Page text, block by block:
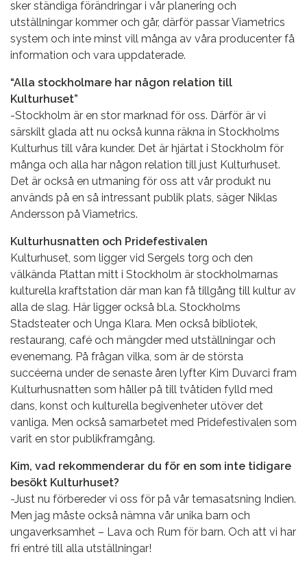
sker ständiga förändringar i vår planering och
utställningar kommer och går, därför passar Viametrics
system och inte minst vill många av våra producenter få
information och vara uppdaterade.
“Alla stockholmare har någon relation till
Kulturhuset”
-Stockholm är en stor marknad för oss. Därför är vi
särskilt glada att nu också kunna räkna in Stockholms
Kulturhus till våra kunder. Det är hjärtat i Stockholm för
många och alla har någon relation till just Kulturhuset.
Det är också en utmaning för oss att vår produkt nu
används på en så intressant publik plats, säger Niklas
Andersson på Viametrics.
Kulturhusnatten och Pridefestivalen
Kulturhuset, som ligger vid Sergels torg och den
välkända Plattan mitt i Stockholm är stockholmarnas
kulturella kraftstation där man kan få tillgång till kultur av
alla de slag. Här ligger också bl.a. Stockholms
Stadsteater och Unga Klara. Men också bibliotek,
restaurang, café och mängder med utställningar och
evenemang. På frågan vilka, som är de största
succéerna under de senaste åren lyfter Kim Duvarci fram
Kulturhusnatten som håller på till tvåtiden fylld med
dans, konst och kulturella begivenheter utöver det
vanliga. Men också samarbetet med Pridefestivalen som
varit en stor publikframgång.
Kim, vad rekommenderar du för en som inte tidigare
besökt Kulturhuset?
-Just nu förbereder vi oss för på vår temasatsning Indien.
Men jag måste också nämna vår unika barn och
ungaverksamhet – Lava och Rum för barn. Och att vi har
fri entré till alla utställningar!